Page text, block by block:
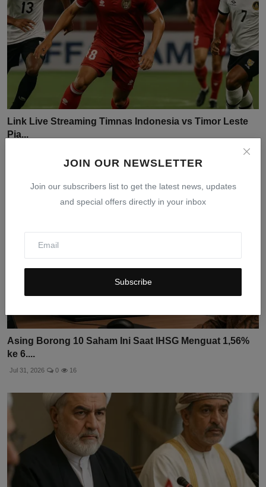
JOIN OUR NEWSLETTER
Join our subscribers list to get the latest news, updates
and special offers directly in your inbox
Subscribe
Link Live Streaming Timnas Indonesia vs Timor Leste
Pia...
Asing Borong 10 Saham Ini Saat IHSG Menguat 1,56%
ke 6....
Jul 31, 2026 0 16